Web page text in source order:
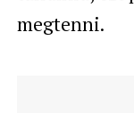
megtenni.